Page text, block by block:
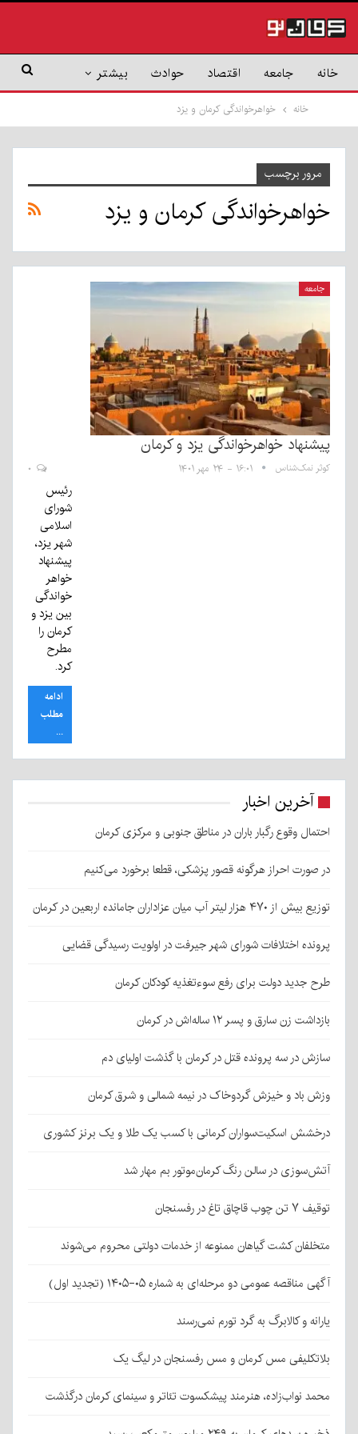
خانه جامعه اقتصاد حوادث بیشتر
خانه خواهرخواندگی کرمان و یزد
مرور برچسب
خواهرخواندگی کرمان و یزد
جامعه
پیشنهاد خواهرخواندگی یزد و کرمان
کوثر نمک‌شناس ۱۶:۰۱ - ۲۴ مهر ۱۴۰۱
رئیس
شورای
اسلامی
شهر یزد،
پیشنهاد
خواهر
خواندگی
بین یزد و
کرمان را
مطرح
کرد.
ادامه
مطلب
...
آخرین اخبار
احتمال وقوع رگبار باران در مناطق جنوبی و مرکزی کرمان
در صورت احراز هرگونه قصور پزشکی، قطعا برخورد می‌کنیم
توزیع بیش از ۴۷۰ هزار لیتر آب میان عزاداران جامانده اربعین در کرمان
پرونده اختلافات شورای شهر جیرفت در اولویت رسیدگی قضایی
طرح جدید دولت برای رفع سوءتغذیه کودکان کرمان
بازداشت زن سارق و پسر ۱۲ ساله‌اش در کرمان
سازش در سه پرونده قتل در کرمان با گذشت اولیای دم
وزش باد و خیزش گردوخاک در نیمه شمالی و شرق کرمان
درخشش اسکیت‌سواران کرمانی با کسب یک طلا و یک برنز کشوری
آتش‌سوزی در سالن رنگ کرمان‌موتور بم مهار شد
توقیف ۷ تن چوب قاچاق تاغ در رفسنجان
متخلفان کشت گیاهان ممنوعه از خدمات دولتی محروم می‌شوند
آگهی مناقصه عمومی دو مرحله‌ای به شماره ۰۵-۱۴۰۵ (تجدید اول)
یارانه و کالابرگ به گرد تورم نمی‌رسند
بلاتکلیفی مس کرمان و مس رفسنجان در لیگ یک
محمد نواب‌زاده، هنرمند پیشکسوت تئاتر و سینمای کرمان درگذشت